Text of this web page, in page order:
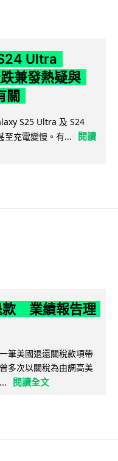
Ultra
兼發熱疑與
關
S25 Ultra 及 S24
至充電變慢。有...
閱讀
款 業績報告理
筆美國退還關稅款項帶
多次以關稅為由調高美
閱讀全文